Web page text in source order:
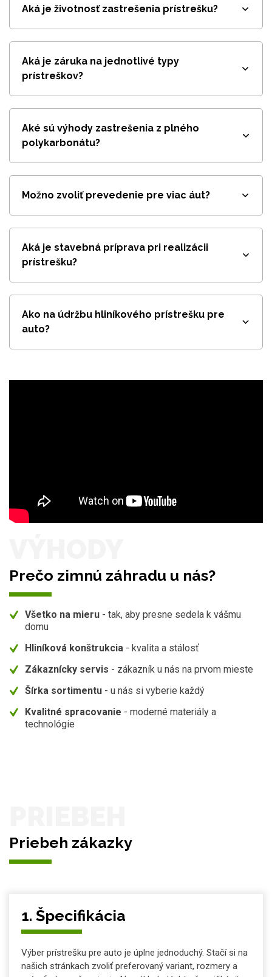
Aká je životnosť zastrešenia prístrešku?
Aká je záruka na jednotlivé typy
prístreškov?
Aké sú výhody zastrešenia z plného
polykarbonátu?
Možno zvoliť prevedenie pre viac áut?
Aká je stavebná príprava pri realizácii
prístrešku?
Ako na údržbu hliníkového prístrešku pre
auto?
Prečo zimnú záhradu u nás?
Všetko na mieru - tak, aby presne sedela k vášmu
domu
Hliníková konštrukcia - kvalita a stálosť
Zákaznícky servis - zákazník u nás na prvom mieste
Šírka sortimentu - u nás si vyberie každý
Kvalitné spracovanie - moderné materiály a
technológie
Priebeh zákazky
1. Špecifikácia
Výber prístrešku pre auto je úplne jednoduchý. Stačí si na
našich stránkach zvoliť preferovaný variant, rozmery a